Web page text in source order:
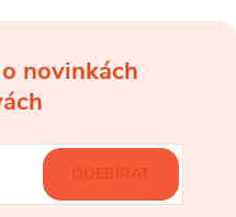
novinkách
ODEBÍRAT